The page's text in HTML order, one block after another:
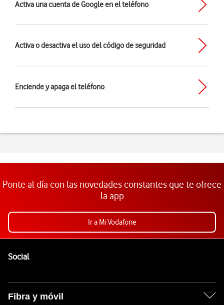
Activa una cuenta de Google en el teléfono
Activa o desactiva el uso del código de seguridad
Enciende y apaga el teléfono
Ponte al día con las novedades constantes que te ofrece
la app
Ir a Mi Vodafone
SocialEnlaces a las redes sociales de Vodafone
Fibra y móvil